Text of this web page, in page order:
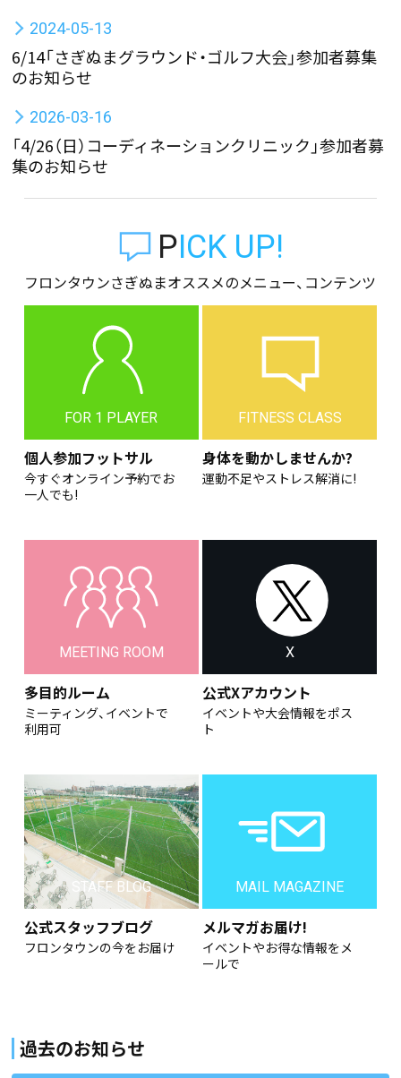
2024-05-13
6/14「さぎぬまグラウンド・ゴルフ大会」参加者募集
のお知らせ
2026-03-16
「4/26（日）コーディネーションクリニック」参加者募
集のお知らせ
PICK UP!
フロンタウンさぎぬまオススメのメニュー、コンテンツ
FOR 1 PLAYER
個人参加フットサル
今すぐオンライン予約でお
一人でも!
FITNESS CLASS
身体を動かしませんか?
運動不足やストレス解消に!
MEETING ROOM
多目的ルーム
ミーティング、イベントで
利用可
X
公式Xアカウント
イベントや大会情報をポス
ト
STAFF BLOG
公式スタッフブログ
フロンタウンの今をお届け
MAIL MAGAZINE
メルマガお届け!
イベントやお得な情報をメ
ールで
過去のお知らせ